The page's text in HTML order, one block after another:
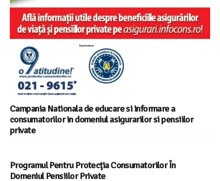
Campania Nationala de educare si informare a
consumatorilor in domeniul asigurarilor si pensiilor
private
Programul Pentru Protecţia Consumatorilor În
Domeniul Pensiilor Private